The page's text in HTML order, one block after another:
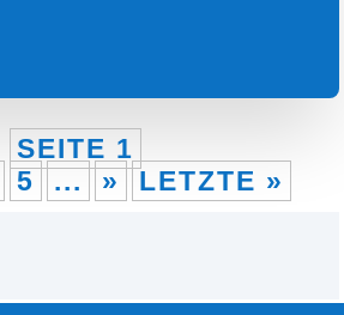
SEITE 1
5 ... » LETZTE »